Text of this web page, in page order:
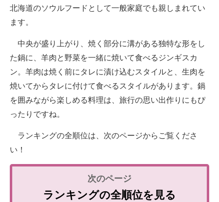
北海道のソウルフードとして一般家庭でも親しまれてい
ます。
中央が盛り上がり、焼く部分に溝がある独特な形をし
た鍋に、羊肉と野菜を一緒に焼いて食べるジンギスカ
ン。羊肉は焼く前にタレに漬け込むスタイルと、生肉を
焼いてからタレに付けて食べるスタイルがあります。鍋
を囲みながら楽しめる料理は、旅行の思い出作りにもぴ
ったりですね。
ランキングの全順位は、次のページからご覧くださ
い！
ランキングの全順位を見る